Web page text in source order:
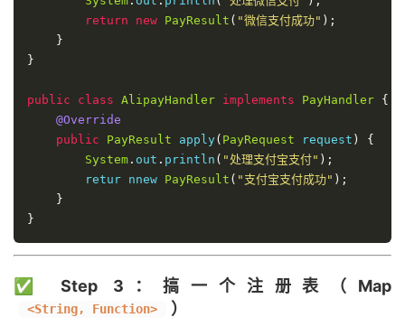
return
new PayResult ( "微信支付成功" );
}
}
public class AlipayHandler implements PayHandler {
@Override
public
PayResult apply( PayRequest request )
{
System . out . println ( "处理支付宝支付" );
retur nnew PayResult ( "支付宝支付成功" );
}
}
✅ Step 3：搞一个注册表（Map
<String, Function> ）